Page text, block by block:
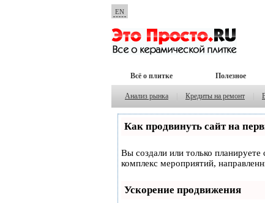
EN
Всё о плитке Полезное
Анализ рынка Кредиты на ремонт
Как продвинуть сайт на
Вы создали или только планируете
комплекс мероприятий,
Ускорение продвижения